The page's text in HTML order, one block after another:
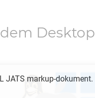
Desktop
JATS markup-dokument.